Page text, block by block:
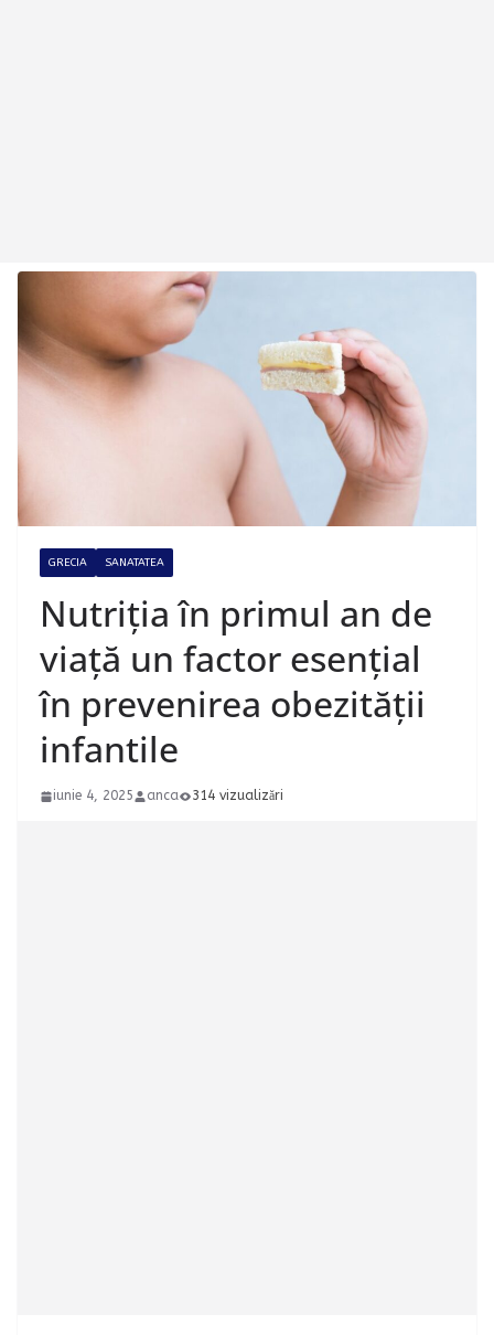
GRECIA SANATATEA
Nutriția în primul an de
viață un factor esențial
în prevenirea obezității
infantile
iunie 4, 2025 anca 314 vizualizări